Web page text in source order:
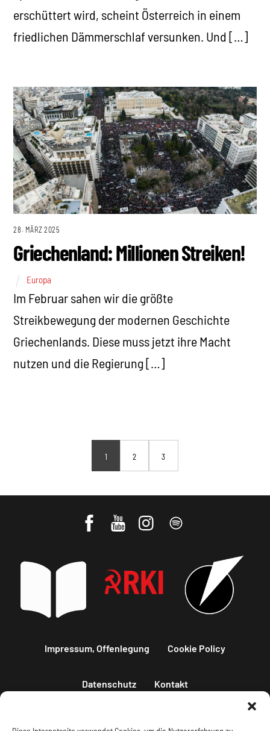
erschüttert wird, scheint Österreich in einem
friedlichen Dämmerschlaf versunken. Und […]
28. MÄRZ 2025
Griechenland: Millionen Streiken!
Europa
Im Februar sahen wir die größte
Streikbewegung der modernen Geschichte
Griechenlands. Diese muss jetzt ihre Macht
nutzen und die Regierung […]
1 2 3
Impressum, Offenlegung Cookie Policy
Datenschutz Kontakt